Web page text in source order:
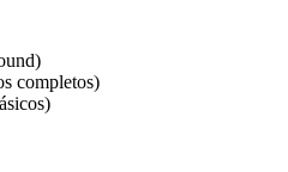
completos)